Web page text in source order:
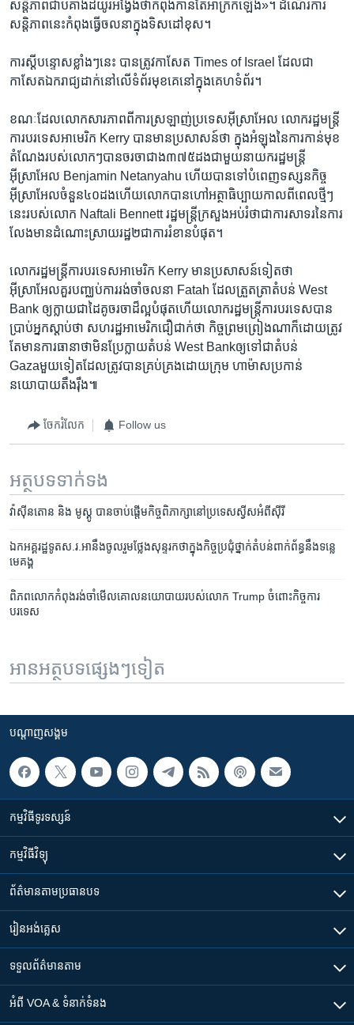
សន្តិភាព​ជាប់​គាំងដ៏​យូរអង្វែង​ថា​កំពុង​កាន់​តែ​អាក្រក់​ឡើង​‍»។​ ដំណើរ​ការ
សន្តិភាព​នេះ​កំពុង​ធ្វើ​ចលនាក្នុង​ទិសដៅ​ខុស។
ការ​ស្តីបន្ទោស​ខ្លាំង​ៗ​នេះ ​បាន​ត្រូវកាសែត Times of Israel ដែល​ជា
កាសែតឯករាជ្យដាក់​នៅ​លើ​ទំព័រ​មុខ​គេ​នៅ​ក្នុង​គេហទំព័រ​។
ខណៈ​ដែល​លោក​សារភាព​ពីការ​ស្រឡាញ់​ប្រទេស​អ៊ីស្រាអែល លោក​រដ្ឋមន្រ្តី​
ការ​បរ​ទេសអាមេរិក Kerry ​បាន​មាន​ប្រសាសន៍ថា ​ក្នុង​អំឡុងនៃការកាន់មុខ​
តំណែង​របស់​លោកៗ​បាន​ចរចា​ជាង៣៧៥​ដង​ជាមួយ​នាយករដ្ឋ​មន្រ្តី​
អ៊ីស្រាអែល Benjamin Netanyahu ​ហើយ​បាន​ទៅ​បំពេញ​ទស្សនកិច្ច
អ៊ីស្រាអែល​ចំនួន​៤០​ដងហើយ​លោក​បាន​ហៅ​អត្ថាធិប្បាយ​កាល​ពី​ពេល​ថ្មី​ៗ​
នេះរបស់​លោក Naftali Bennett រដ្ឋ​មន្រ្តី​ក្រសួង​អប់​រំថាជាការសាទរនៃ​ការ​
លែងមាន​ដំណោះ​ស្រាយ​រដ្ឋ​២ជាការរំខាន​បំផុត។
លោករដ្ឋ​មន្រ្តីការ​បរទេស​អាមេរិក Kerry មាន​ប្រសាសន៍​ទៀត​ថា ​
អ៊ីស្រាអែល​គួរ​បញ្ឈប់​ការ​រង់ចាំ​ចលនា​ Fatah ​ដែល​ត្រួតត្រា​តំបន់ West
Bank ឲ្យ​ក្លាយ​ជា​ដៃគូ​ចរចា​ដ៏​ល្អ​បំផុត​ហើយ​លោក​រដ្ឋ​មន្រ្តី​ការ​បរទេស​បាន​
ប្រាប់​អ្នក​ស្តាប់​ថា ​សហរដ្ឋ​អាមេរិកជឿជាក់​ថា ​កិច្ច​ព្រមព្រៀង​ណា​ក៏​ដោយត្រូវ​
តែ​មាន​ការ​ធានា​ថា​មិនប្រែក្លាយ​តំបន់ West Bankឲ្យ​ទៅ​ជា​តំបន់
Gazaមួយ​ទៀត​ដែល​ត្រូវ​បាន​គ្រប់​គ្រង​ដោយ​ក្រុម ហាម៉ាស​ប្រកាន់​
នយោបាយ​តឹងរ៉ឹង៕
ចែករំលែក Follow us
អត្ថបទ​ទាក់ទង
វ៉ាស៊ីនតោន​ និង​ មូស្គូ បាន​ចាប់ផ្តើម​កិច្ច​ពិភាក្សា​នៅ​ប្រទេស​ស្វីស​អំពី​ស៊ីរី​
ឯកអគ្គរដ្ឋទូត​ស.រ.អា​នឹង​ចូលរួម​ថ្លែង​សុន្ទរកថា​ក្នុងកិច្ច​ប្រជុំ​ថ្នាក់​តំបន់​ពាក់ព័ន្ធ​នឹង​ទន្លេ​
មេគង្គ
ពិភពលោក​កំពុង​រង់ចាំ​មើល​​គោល​នយោបាយ​របស់​លោក Trump ចំពោះ​កិច្ចការ​
បរទេស
អានអត្ថបទផ្សេងៗទៀត
បណ្តាញ​សង្គម
កម្មវិធី​ទូរទស្សន៍
កម្មវិធី​វិទ្យុ
ព័ត៌មាន​តាមប្រធានបទ​
រៀន​​អង់គ្លេស
ទទួល​ព័ត៌មាន​តាម
អំពី​ VOA & ទំនាក់ទំនង